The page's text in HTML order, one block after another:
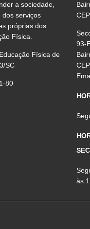
a sociedade,
dos serviços
próprias dos
Física.
Física de
SC
80
93-
às